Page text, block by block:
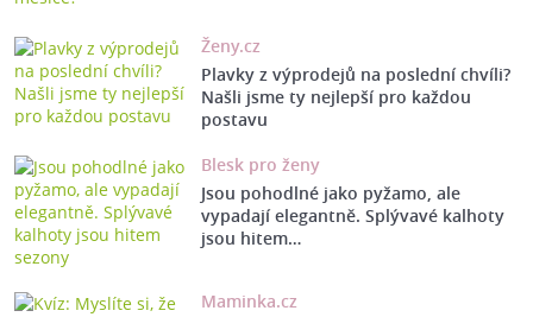
Ženy.cz
Plavky z výprodejů na poslední chvíli?
Našli jsme ty nejlepší pro každou
postavu
Blesk pro ženy
Jsou pohodlné jako pyžamo, ale
vypadají elegantně. Splývavé kalhoty
jsou hitem…
Maminka.cz